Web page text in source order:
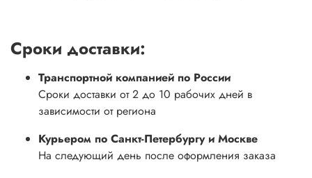
Сроки доставки:
Транспортной компанией по России
Сроки доставки от 2 до 10 рабочих дней в
зависимости от региона
Курьером по Санкт-Петербургу и Москве
На следующий день после оформления заказа